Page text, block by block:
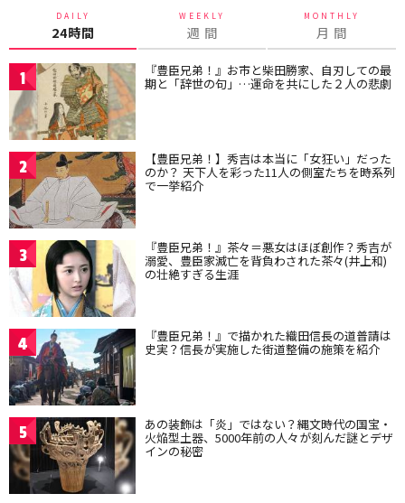
DAILY
24時間
WEEKLY
週 間
MONTHLY
月 間
1 『豊臣兄弟！』お市と柴田勝家、自刃しての最
期と「辞世の句」…運命を共にした２人の悲劇
2 【豊臣兄弟！】秀吉は本当に「女狂い」だった
のか？ 天下人を彩った11人の側室たちを時系列
で一挙紹介
3 『豊臣兄弟！』茶々＝悪女はほぼ創作？秀吉が
溺愛、豊臣家滅亡を背負わされた茶々(井上和)
の壮絶すぎる生涯
4 『豊臣兄弟！』で描かれた織田信長の道普請は
史実？信長が実施した街道整備の施策を紹介
5 あの装飾は「炎」ではない？縄文時代の国宝・
火焔型土器、5000年前の人々が刻んだ謎とデザ
インの秘密